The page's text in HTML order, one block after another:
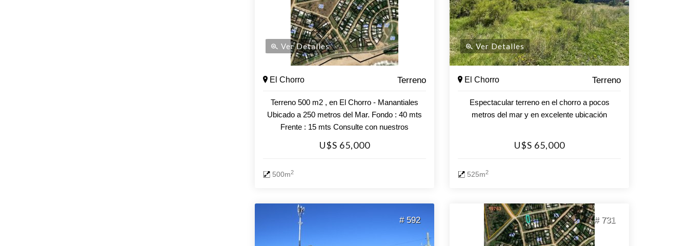
Ver Detalles
El Chorro Terreno
Terreno 500 m2 , en El Chorro - Manantiales
Ubicado a 250 metros del Mar. Fondo : 40 mts
Frente : 15 mts Consulte con nuestros
asesores.
U$S 65,000
500m2
Ver Detalles
El Chorro Terreno
Espectacular terreno en el chorro a pocos
metros del mar y en excelente ubicación
U$S 65,000
525m2
# 592 # 731